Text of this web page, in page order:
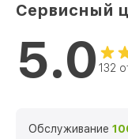
Сервисный
5.0 132
Обслуживание